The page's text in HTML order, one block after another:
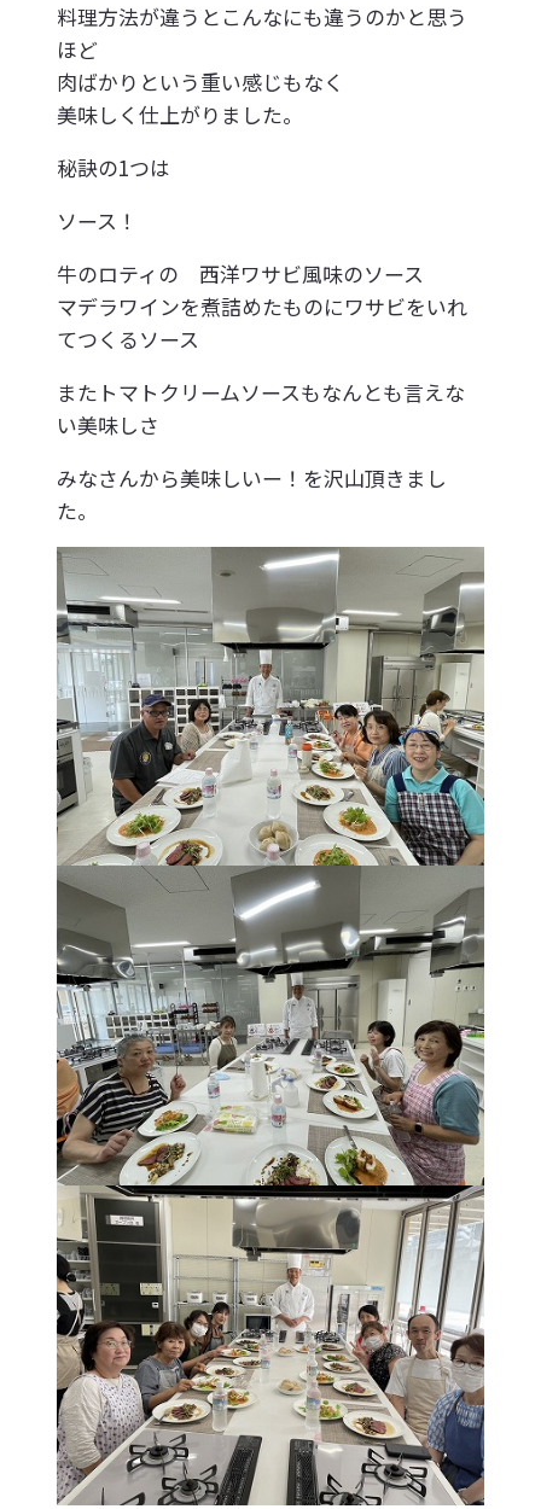
料理方法が違うとこんなにも違うのかと思う
ほど
肉ばかりという重い感じもなく
美味しく仕上がりました。
秘訣の1つは
ソース！
牛のロティの 西洋ワサビ風味のソース
マデラワインを煮詰めたものにワサビをいれ
てつくるソース
またトマトクリームソースもなんとも言えな
い美味しさ
みなさんから美味しいー！を沢山頂きまし
た。